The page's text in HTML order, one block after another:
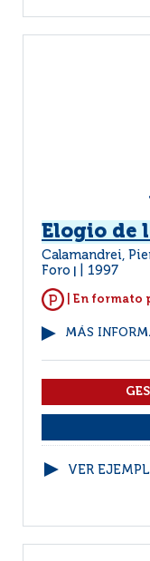
Elogio de
Calamandrei,
Foro
1997
| En formato
MÁS
VER